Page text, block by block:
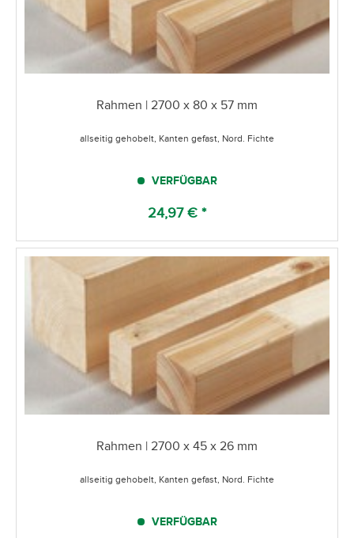
Rahmen | 2700 x 80 x 57 mm
allseitig gehobelt, Kanten gefast, Nord. Fichte
VERFÜGBAR
24,97 € *
Rahmen | 2700 x 45 x 26 mm
allseitig gehobelt, Kanten gefast, Nord. Fichte
VERFÜGBAR